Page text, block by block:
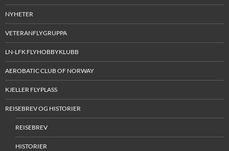
NYHETER
VETERANFLYGRUPPA
LN-LFK FLYHOBBYKLUBB
AEROBATIC CLUB OF NORWAY
KJELLER FLYPLASS
REISEBREV OG HISTORIER
REISEBREV
HISTORIER